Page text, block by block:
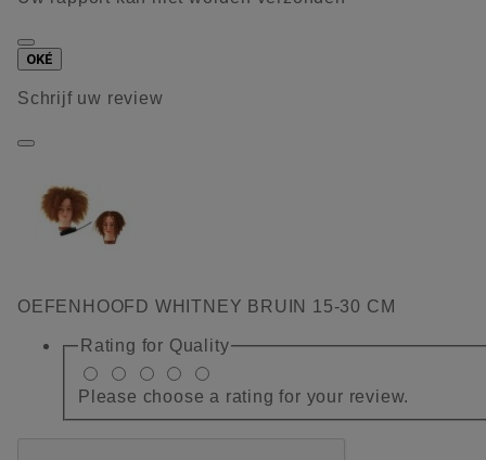
OKÉ
Schrijf uw review
OEFENHOOFD WHITNEY BRUIN 15-30 CM
Rating for Quality
Please choose a rating for your review.